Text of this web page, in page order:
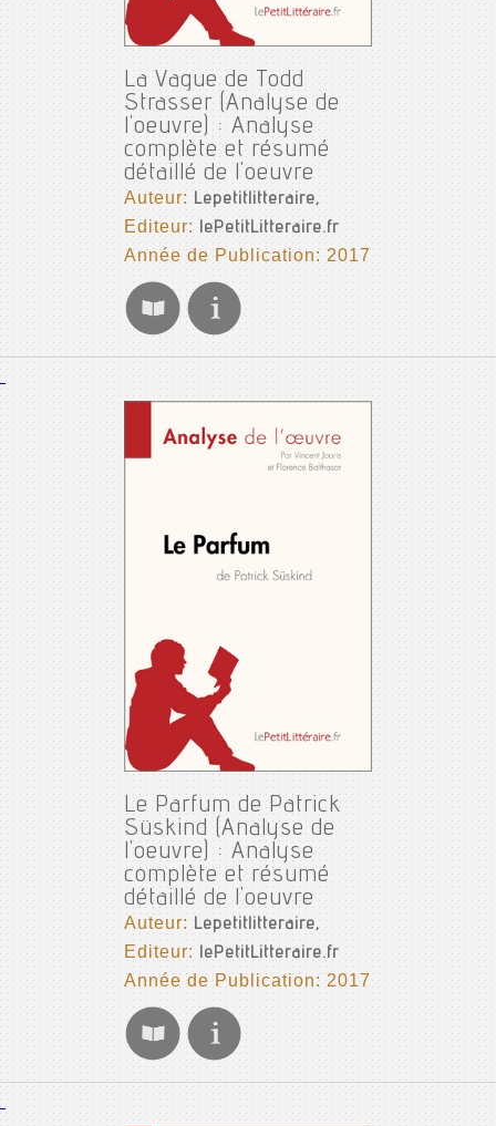
La Vague de Todd
Strasser (Analyse de
l'oeuvre) : Analyse
complète et résumé
détaillé de l'oeuvre
Auteur:Lepetitlitteraire,
Editeur: lePetitLitteraire.fr
Année de Publication: 2017
Le Parfum de Patrick
Süskind (Analyse de
l'oeuvre) : Analyse
complète et résumé
détaillé de l'oeuvre
Auteur:Lepetitlitteraire,
Editeur: lePetitLitteraire.fr
Année de Publication: 2017